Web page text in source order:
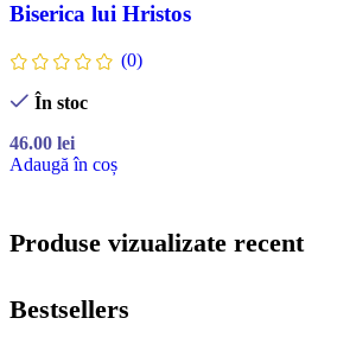
Biserica lui Hristos
(0)
În stoc
46.00 lei
Adaugă în coș
Produse vizualizate recent
Bestsellers